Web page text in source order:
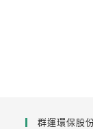
群運環保股